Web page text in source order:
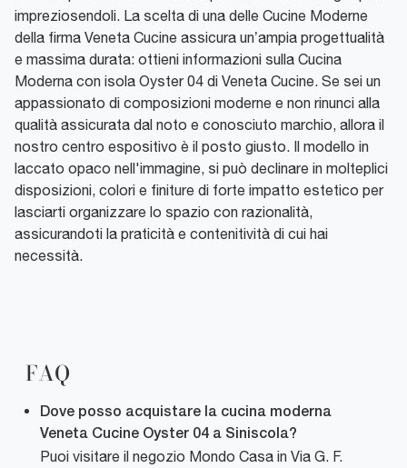
impreziosendoli. La scelta di una delle Cucine Moderne
della firma Veneta Cucine assicura un’ampia progettualità
e massima durata: ottieni informazioni sulla Cucina
Moderna con isola Oyster 04 di Veneta Cucine. Se sei un
appassionato di composizioni moderne e non rinunci alla
qualità assicurata dal noto e conosciuto marchio, allora il
nostro centro espositivo è il posto giusto. Il modello in
laccato opaco nell'immagine, si può declinare in molteplici
disposizioni, colori e finiture di forte impatto estetico per
lasciarti organizzare lo spazio con razionalità,
assicurandoti la praticità e contenitività di cui hai
necessità.
FAQ
Dove posso acquistare la cucina moderna
Veneta Cucine Oyster 04 a Siniscola?
Puoi visitare il negozio Mondo Casa in Via G. F.